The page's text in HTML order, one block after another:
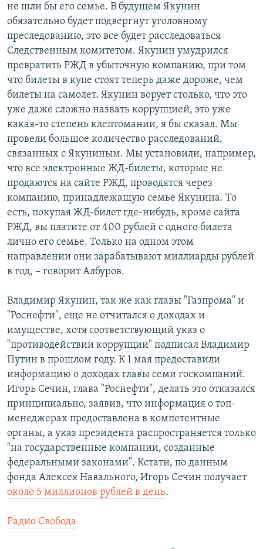
не шли бы его семье. В будущем Якунин
обязательно будет подвергнут уголовному
преследованию, это все будет расследоваться
Следственным комитетом. Якунин умудрился
превратить РЖД в убыточную компанию, при том
что билеты в купе стоят теперь даже дороже, чем
билеты на самолет. Якунин ворует столько, что это
уже даже сложно назвать коррупцией, это уже
какая-то степень клептомании, я бы сказал. Мы
провели большое количество расследований,
связанных с Якуниным. Мы установили, например,
что все электронные ЖД-билеты, которые не
продаются на сайте РЖД, проводятся через
компанию, принадлежащую семье Якунина. То
есть, покупая ЖД-билет где-нибудь, кроме сайта
РЖД, вы платите от 400 рублей с одного билета
лично его семье. Только на одном этом
направлении они зарабатывают миллиарды рублей
в год, – говорит Албуров.
Владимир Якунин, так же как главы "Газпрома" и
"Роснефти", еще не отчитался о доходах и
имуществе, хотя соответствующий указ о
"противодействии коррупции" подписал Владимир
Путин в прошлом году. К 1 мая предоставили
информацию о доходах главы семи госкомпаний.
Игорь Сечин, глава "Роснефти", делать это отказался
принципиально, заявив, что информация о топ-
менеджерах предоставлена в компетентные
органы, а указ президента распространяется только
"на государственные компании, созданные
федеральными законами". Кстати, по данным
фонда Алексея Навального, Игорь Сечин получает
около 5 миллионов рублей в день.
Радио Свобода